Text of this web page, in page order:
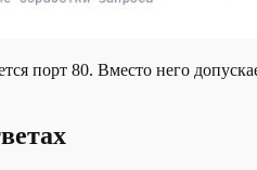
порт 80. Вместо него